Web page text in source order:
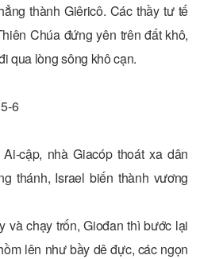
thành Giêricô. Các thầy tư tế
Chúa đứng yên trên đất khô,
qua lòng sông khô cạn.
6
cập, nhà Giacóp thoát xa dân
thánh, Israel biến thành vương
và chạy trốn, Giođan thì bước lại
lên như bầy dê đực, các ngọn